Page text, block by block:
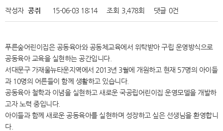
하위메뉴
하위메뉴
하위메뉴
나도 한마디
작성자 콩쥐 15-06-03 18:14 조회 3,478회 댓글 0건
푸른숲어린이집은 공동육아와 공동체교육에서 위탁받아 구립 운영방식으로
공동육아 교육을 실현하는 공간입니다.
서대문구 가재울뉴타운지역에서 2013년 3월에 개원하고 현재 57명의 아이들
과 10명의 어른들이 함께 생활하고 있습니다.
공동육아 철학과 이념을 실현하고 새로운 국공립어린이집 운영모델을 개발하
고자 노력 중입니다.
아이들과 함께 새로운 공동육아를 실현하며 성장하고 싶은 선생님을 환영합니
다.